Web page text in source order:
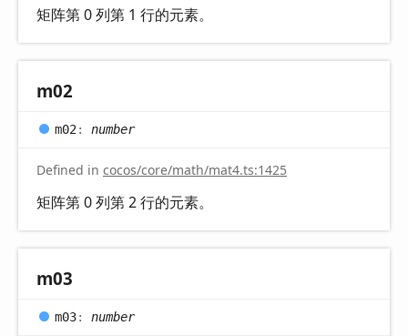
矩阵第 0 列第 1 行的元素。
m02
m02 : number
Defined in cocos/core/math/mat4.ts:1425
矩阵第 0 列第 2 行的元素。
m03
m03: number